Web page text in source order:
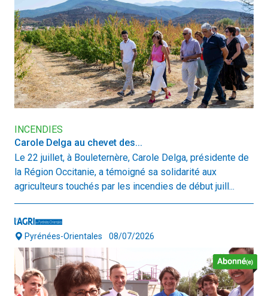
INCENDIES
Carole Delga au chevet des...
Le 22 juillet, à Bouleternère, Carole Delga, présidente de
la Région Occitanie, a témoigné sa solidarité aux
agriculteurs touchés par les incendies de début juill...
Pyrénées-Orientales 08/07/2026